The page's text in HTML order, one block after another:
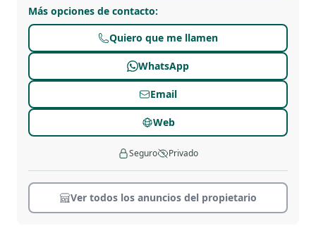
Más opciones de contacto:
Quiero que me llamen
WhatsApp
Email
Web
Seguro Privado
Ver todos los anuncios del propietario